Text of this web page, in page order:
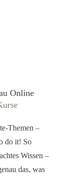
Online
Themen –
do it! So
Wissen –
das, was